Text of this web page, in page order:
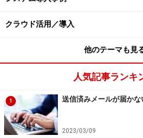
ザ・ビジネスモールには、いろい
情報が掲載されていますので検索
絡をとることができます。具体的
がほしければ「ザ・商談モール」
次は「ザ・商談モール」について
※記事内容は執筆時点のものです。最新
い。
クラウド活用／導入
他のテーマも見
人気記事ランキ
1 送信済みメールが届かな
2023/03/09